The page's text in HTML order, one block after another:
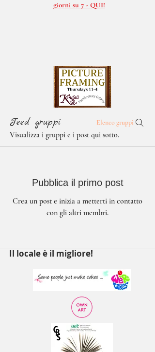
giorni su 7 - QUI!
Feed gruppi Elenco gruppi
Visualizza i gruppi e i post qui sotto.
Pubblica il primo post
Crea un post e inizia a metterti in contatto
con gli altri membri.
Il locale è il migliore!